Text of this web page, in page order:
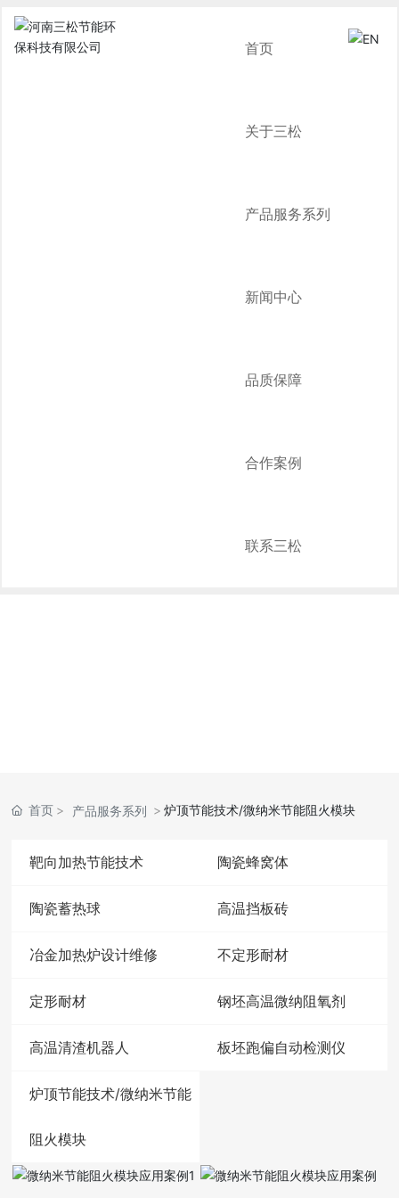
首页
关于三松
产品服务系列
新闻中心
品质保障
合作案例
联系三松
首页 产品服务系列 炉顶节能技术/微纳米节能阻火模块
靶向加热节能技术 陶瓷蜂窝体
陶瓷蓄热球 高温挡板砖
冶金加热炉设计维修 不定形耐材
定形耐材 钢坯高温微纳阻氧剂
高温清渣机器人 板坯跑偏自动检测仪
炉顶节能技术/微纳米节能
阻火模块